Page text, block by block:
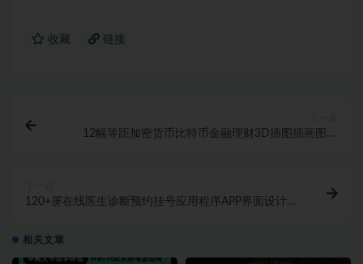
收藏 链接
12幅等距加密货币比特币金融理财3D插图插画图标
120+屏在线医生诊断预约挂号应用程序APP界面设计UI
相关文章